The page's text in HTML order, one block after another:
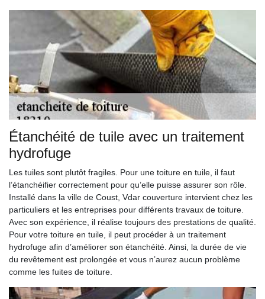
Étanchéité de tuile avec un traitement
hydrofuge
Les tuiles sont plutôt fragiles. Pour une toiture en tuile, il faut
l’étanchéifier correctement pour qu’elle puisse assurer son rôle.
Installé dans la ville de Coust, Vdar couverture intervient chez les
particuliers et les entreprises pour différents travaux de toiture.
Avec son expérience, il réalise toujours des prestations de qualité.
Pour votre toiture en tuile, il peut procéder à un traitement
hydrofuge afin d’améliorer son étanchéité. Ainsi, la durée de vie
du revêtement est prolongée et vous n’aurez aucun problème
comme les fuites de toiture.